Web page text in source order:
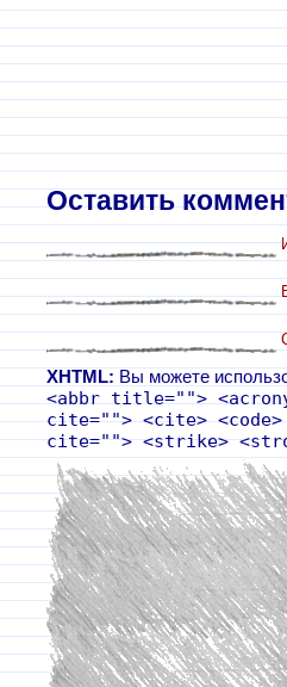
Оставить
XHTML: Вы можете
<abbr title="">
cite=""> <cite> <code>
cite=""> <strike>